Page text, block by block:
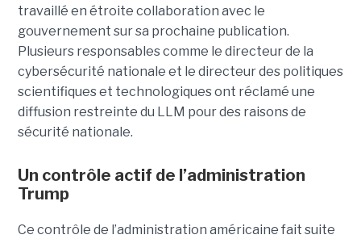
travaillé en étroite collaboration avec le
gouvernement sur sa prochaine publication.
Plusieurs responsables comme le directeur de la
cybersécurité nationale et le directeur des politiques
scientifiques et technologiques ont réclamé une
diffusion restreinte du LLM pour des raisons de
sécurité nationale.
Un contrôle actif de l’administration
Trump
Ce contrôle de l’administration américaine fait suite